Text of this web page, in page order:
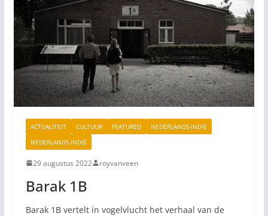
ACTUALITEIT CULTUUR FEATURED
NEDERLANDS-INDIË
NEDERLANDS-INDIË
29 augustus 2022 royvanveen
Barak 1B
Barak 1B vertelt in vogelvlucht het verhaal van de